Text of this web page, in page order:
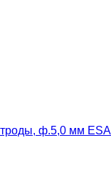
ф.5,0 мм